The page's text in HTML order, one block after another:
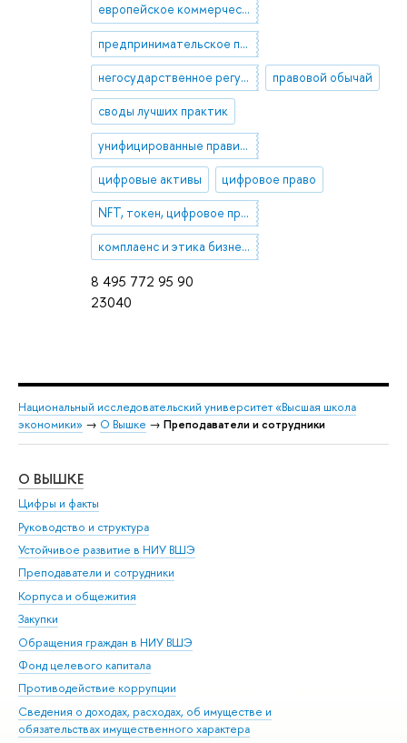
8 495 772 95 90
23040
европейское коммерческое право
предпринимательское право
негосударственное регулирование правовой обычай
своды лучших практик
унифицированные правила и стандарты
цифровые активы цифровое право
NFT, токен, цифровое право
комплаенс и этика бизнеса
Национальный исследовательский университет «Высшая школа
экономики» → О Вышке → Преподаватели и сотрудники
О ВЫШКЕ
Цифры и факты
Руководство и структура
Устойчивое развитие в НИУ ВШЭ
Преподаватели и сотрудники
Корпуса и общежития
Закупки
Обращения граждан в НИУ ВШЭ
Фонд целевого капитала
Противодействие коррупции
Сведения о доходах, расходах, об имуществе и
обязательствах имущественного характера